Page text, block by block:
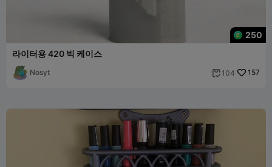
250
라이터용 420 빅 케이스
Nosyt  104 157